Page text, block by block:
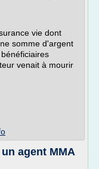
vie dont
somme d'argent
venait à mourir
agent MMA